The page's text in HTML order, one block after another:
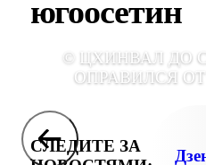
югоосетин
© ЦХИНВАЛ ДО
ОПРАВИЛСЯ
СЛЕДИТЕ ЗА